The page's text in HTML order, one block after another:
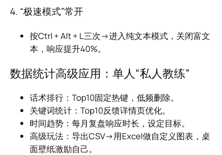
4. “极速模式”常开
按Ctrl + Alt + L三次→进入纯文本模式，关闭富文
本，响应提升40%。
数据统计高级应用：单人“私人教练”
话术排行：Top10固定热键，低频删除。
关键词统计：Top10反馈详情页优化。
时间趋势：每月复盘响应时长，设定目标。
高级玩法：导出CSV→用Excel做自定义图表，桌
面壁纸激励自己。